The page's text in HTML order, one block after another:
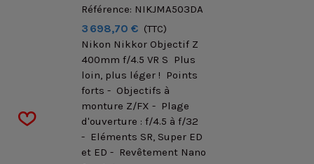
Référence: NIKJMA503DA
3 698,70 € (TTC)
Nikon Nikkor Objectif Z
400mm f/4.5 VR S Plus
loin, plus léger ! Points
forts - Objectifs à
monture Z/FX - Plage
d'ouverture : f/4.5 à f/32
- Eléments SR, Super ED
et ED - Revêtement Nano